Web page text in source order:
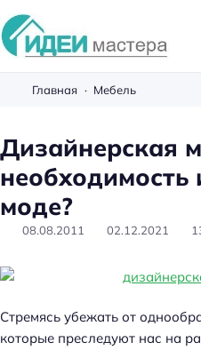
м
а
т
а
Главная Мебель
Дизайнерская
необходимость
моде?
08.08.2011 02.12.2021
Стремясь убежать от
которые преследуют нас на